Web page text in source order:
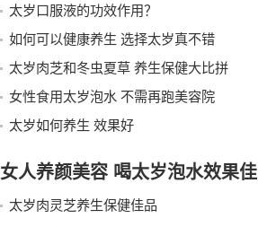
太岁口服液的功效作用？
如何可以健康养生 选择太岁真不错
太岁肉芝和冬虫夏草 养生保健大比拼
女性食用太岁泡水 不需再跑美容院
太岁如何养生 效果好
女人养颜美容 喝太岁泡水效果佳
太岁肉灵芝养生保健佳品